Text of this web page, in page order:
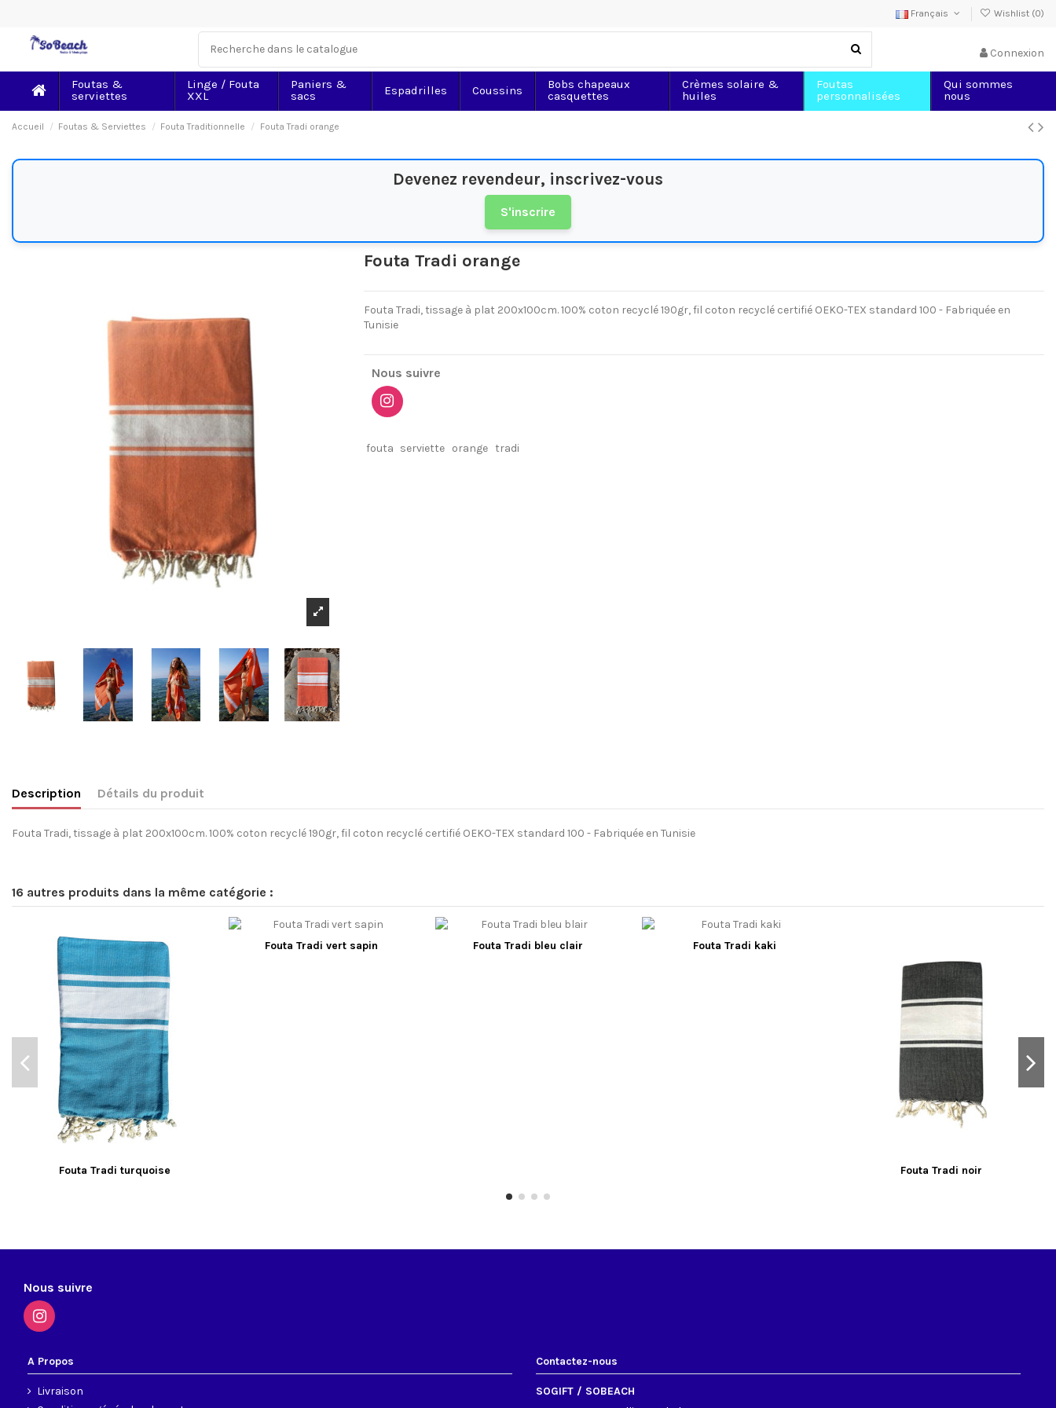
Français Wishlist (0)
Connexion
Foutas &
serviettes
Linge / Fouta
XXL
Paniers &
sacs
Espadrilles Coussins
Bobs chapeaux
casquettes
Crèmes solaire &
huiles
Foutas
personnalisées
Qui sommes
nous
Accueil Foutas & Serviettes Fouta Traditionnelle Fouta Tradi orange
Devenez revendeur, inscrivez-vous
S'inscrire
Fouta Tradi orange
Fouta Tradi, tissage à plat 200x100cm. 100% coton recyclé 190gr, fil coton recyclé certifié OEKO-TEX standard 100 - Fabriquée en
Tunisie
Nous suivre
fouta serviette orange tradi
Description Détails du produit
Fouta Tradi, tissage à plat 200x100cm. 100% coton recyclé 190gr, fil coton recyclé certifié OEKO-TEX standard 100 - Fabriquée en Tunisie
16 autres produits dans la même catégorie :
Fouta Tradi turquoise
Fouta Tradi vert sapin Fouta Tradi bleu clair Fouta Tradi kaki
Fouta Tradi noir
Nous suivre
A Propos
Livraison
Contactez-nous
SOGIFT / SOBEACH